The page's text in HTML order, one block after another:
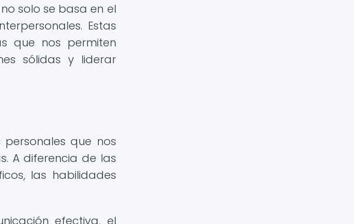
solo se basa en el
Estas
que nos permiten
sólidas y liderar
que nos
A diferencia de las
las habilidades
efectiva, el